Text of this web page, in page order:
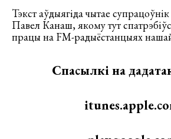
Тэкст аўдыягіда чытае
Павел Канаш, якому тут
працы на FM-радыёстанцыях
Спасылкі на